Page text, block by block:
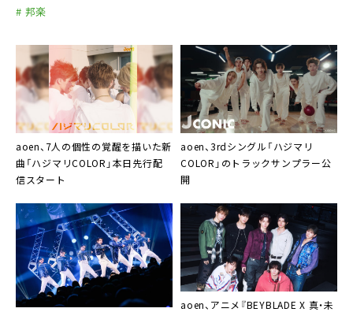
# 邦楽
aoen、7人の個性の覚醒を描いた新
曲「ハジマリCOLOR」本日先行配
信スタート
aoen、3rdシングル「ハジマリ
COLOR」のトラックサンプラー公
開
aoen、アニメ『BEYBLADE X 真・未